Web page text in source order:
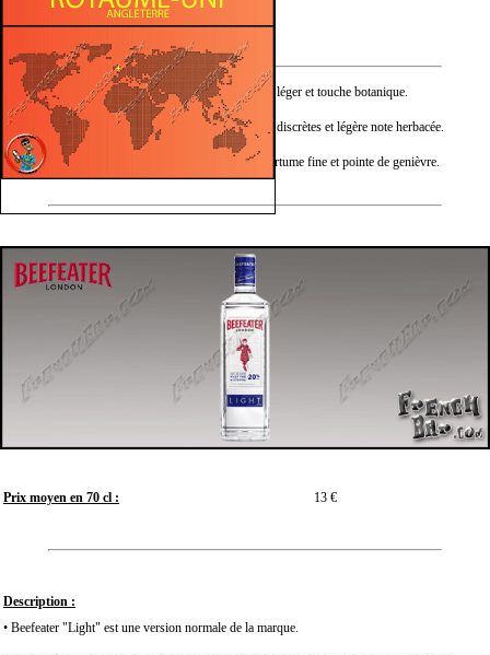
Végétal
Nez : Genièvre doux, citron léger et touche botanique.
Bouche : Agrumes frais, épices discrètes et légère note herbacée.
Finale : Notes citronnées, amertume fine et pointe de genièvre.
Prix moyen en 70 cl : 13 €
Description :
• Beefeater "Light" est une version normale de la marque.